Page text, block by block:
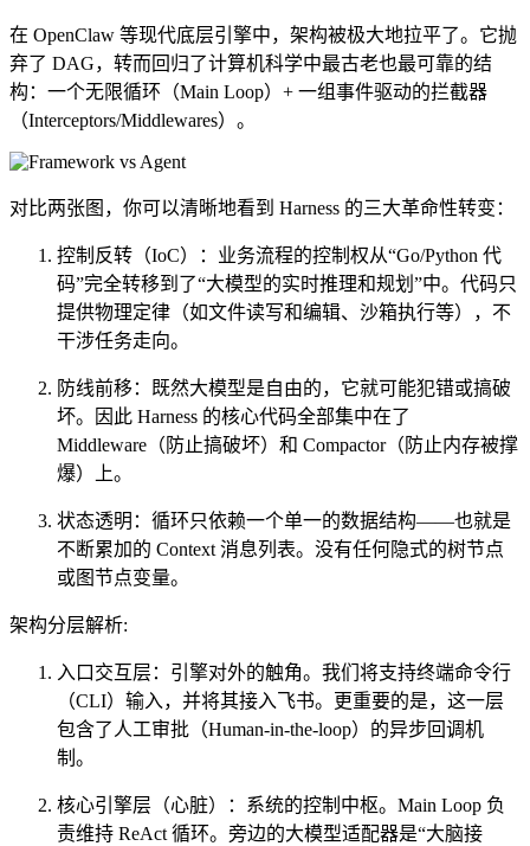
在 OpenClaw 等现代底层引擎中，架构被极大地拉平了。它抛
弃了 DAG，转而回归了计算机科学中最古老也最可靠的结
构：一个无限循环（Main Loop）+ 一组事件驱动的拦截器
（Interceptors/Middlewares）。
对比两张图，你可以清晰地看到 Harness 的三大革命性转变：
控制反转（IoC）：业务流程的控制权从“Go/Python 代
码”完全转移到了“大模型的实时推理和规划”中。代码只
提供物理定律（如文件读写和编辑、沙箱执行等），不
干涉任务走向。
防线前移：既然大模型是自由的，它就可能犯错或搞破
坏。因此 Harness 的核心代码全部集中在了
Middleware（防止搞破坏）和 Compactor（防止内存被撑
爆）上。
状态透明：循环只依赖一个单一的数据结构——也就是
不断累加的 Context 消息列表。没有任何隐式的树节点
或图节点变量。
架构分层解析:
入口交互层：引擎对外的触角。我们将支持终端命令行
（CLI）输入，并将其接入飞书。更重要的是，这一层
包含了人工审批（Human-in-the-loop）的异步回调机
制。
核心引擎层（心脏）：系统的控制中枢。Main Loop 负
责维持 ReAct 循环。旁边的大模型适配器是“大脑接